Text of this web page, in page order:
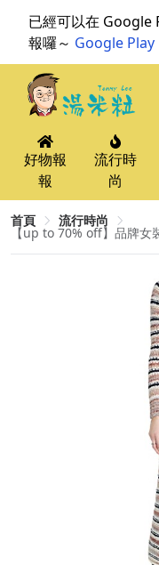
已經可以在 Google
報囉～ Google Play
好物報
報
流行時
尚
首頁 流行時尚
【up to 70% off】品牌女